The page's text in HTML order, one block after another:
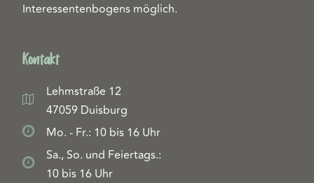
Interessentenbogens möglich.
Kontakt
Lehmstraße 12
47059 Duisburg
Mo. - Fr.: 10 bis 16 Uhr
Sa., So. und Feiertags.:
10 bis 16 Uhr